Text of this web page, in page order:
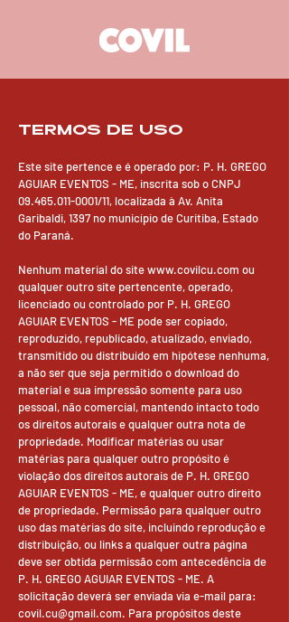
TERMOS DE USO
Este site pertence e é operado por: P. H. GREGO
AGUIAR EVENTOS - ME, inscrita sob o CNPJ
09.465.011-0001/11, localizada à Av. Anita
Garibaldi, 1397 no município de Curitiba, Estado
do Paraná.
Nenhum material do site www.covilcu.com ou
qualquer outro site pertencente, operado,
licenciado ou controlado por P. H. GREGO
AGUIAR EVENTOS - ME pode ser copiado,
reproduzido, republicado, atualizado, enviado,
transmitido ou distribuído em hipótese nenhuma,
a não ser que seja permitido o download do
material e sua impressão somente para uso
pessoal, não comercial, mantendo intacto todo
os direitos autorais e qualquer outra nota de
propriedade. Modificar matérias ou usar
matérias para qualquer outro propósito é
violação dos direitos autorais de P. H. GREGO
AGUIAR EVENTOS - ME, e qualquer outro direito
de propriedade. Permissão para qualquer outro
uso das matérias do site, incluindo reprodução e
distribuição, ou links a qualquer outra página
deve ser obtida permissão com antecedência de
P. H. GREGO AGUIAR EVENTOS - ME. A
solicitação deverá ser enviada via e-mail para:
covil.cu@gmail.com. Para propósitos deste